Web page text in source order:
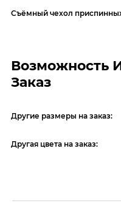
Съёмный чехол
Возможность
Заказ
Другие размеры на заказ:
Другая цвета на заказ: